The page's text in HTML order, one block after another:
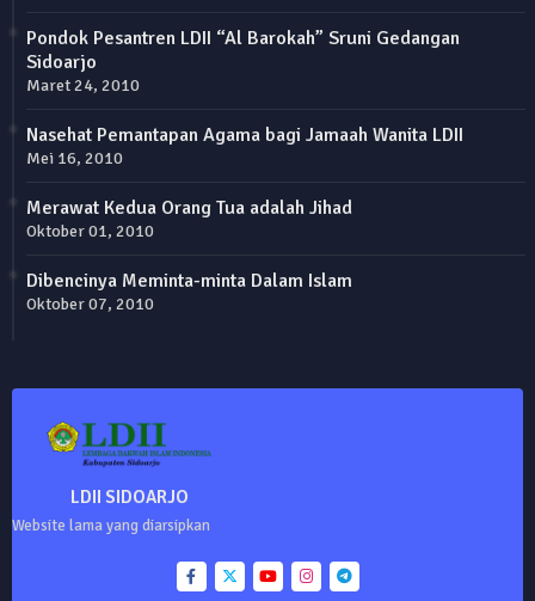
Pondok Pesantren LDII “Al Barokah” Sruni Gedangan
Sidoarjo
Maret 24, 2010
Nasehat Pemantapan Agama bagi Jamaah Wanita LDII
Mei 16, 2010
Merawat Kedua Orang Tua adalah Jihad
Oktober 01, 2010
Dibencinya Meminta-minta Dalam Islam
Oktober 07, 2010
LDII SIDOARJO
Website lama yang diarsipkan